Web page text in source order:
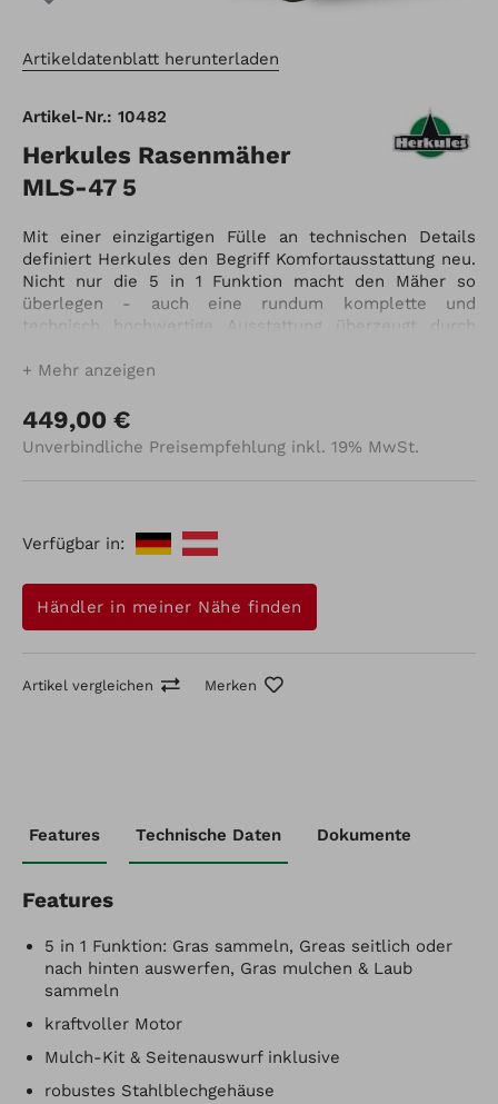
Artikeldatenblatt herunterladen
Artikel-Nr.: 10482
Herkules Rasenmäher
MLS-47 5
Mit einer einzigartigen Fülle an technischen Details
definiert Herkules den Begriff Komfortausstattung neu.
Nicht nur die 5 in 1 Funktion macht den Mäher so
überlegen - auch eine rundum komplette und
technisch hochwertige Ausstattung überzeugt durch
Höhenverstellung finden Sie schnell die richtige
höhenverstellbare und klappbare Führungsholm lässt
sich schnell und unkompliziert auf jede Körpergröße
einstellen und erleichtert Transport und Lagerung.
Flächen.
Mehr anzeigen
449,00 €
Unverbindliche Preisempfehlung inkl. 19% MwSt.
Verfügbar in:
Händler in meiner Nähe finden
Artikel vergleichen Merken
Herkules Rasenmäher
Features Technische Daten Dokumente
Features
5 in 1 Funktion: Gras sammeln, Greas seitlich oder
nach hinten auswerfen, Gras mulchen & Laub
sammeln
kraftvoller Motor
Mulch-Kit & Seitenauswurf inklusive
robustes Stahlblechgehäuse